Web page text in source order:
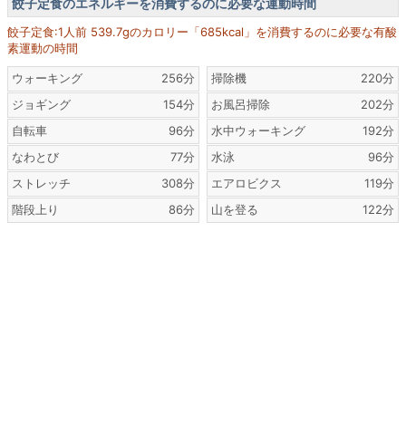
餃子定食のエネルギーを消費するのに必要な運動時間
餃子定食:1人前 539.7gのカロリー「685kcal」を消費するのに必要な有酸
素運動の時間
ウォーキング
256分
ジョギング
154分
自転車
96分
なわとび
77分
ストレッチ
308分
階段上り
86分
掃除機
220分
お風呂掃除
202分
水中ウォーキング
192分
水泳
96分
エアロビクス
119分
山を登る
122分